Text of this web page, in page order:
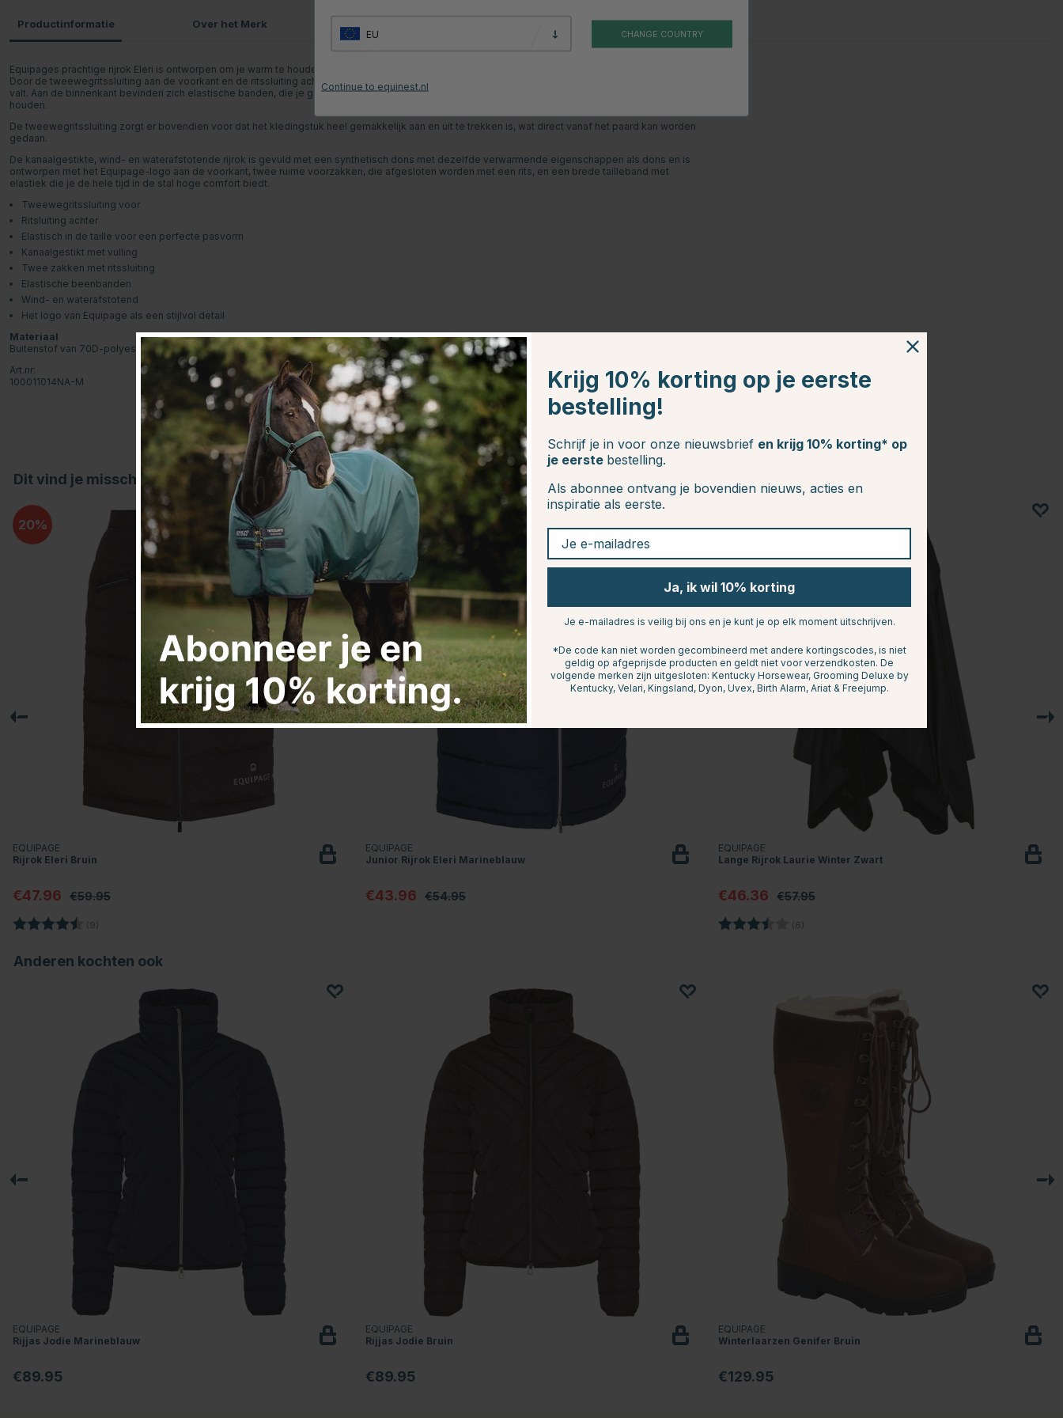
Productinformatie
Equipages prachtige rijrok Eleri is ontworpen om je warm te houden in het zadel, zonder de noodzaak van dikke overbroeken die in de weg zitten.
Door de tweewegritssluiting aan de voorkant en de ritssluiting achter te openen, kan je in het zadel zitten terwijl de marineblauwe rok over de benen
valt. Aan de binnenkant bevinden zich elastische banden, die je gemakkelijk rond je benen spant, om de rok tijdens de hele rit op zijn plaats te
houden.
De tweewegritssluiting zorgt er bovendien voor dat het kledingstuk heel gemakkelijk aan en uit te trekken is, wat direct vanaf het paard kan worden
gedaan.
De kanaalgestikte, wind- en waterafstotende rijrok is gevuld met een synthetisch dons met dezelfde verwarmende eigenschappen als dons en is
ontworpen met het Equipage-logo aan de voorkant, twee ruime voorzakken, die afgesloten worden met een rits, en een brede tailleband met
elastiek die je de hele tijd in de stal hoge comfort biedt.
Tweewegritssluiting voor
Ritsluiting achter
Elastisch in de taille voor een perfecte pasvorm
Kanaalgestikt met vulling
Twee zakken met ritssluiting
Elastische beenbanden
Wind- en waterafstotend
Het logo van Equipage als een stijlvol detail
Materiaal
Buitenstof van 70D-polyester, vulling van synthetisch dons
Art.nr:
100011014NA-M
Over het Merk
Dit vind je misschien ook leuk
20
EQUIPAGE
Rijrok Eleri Bruin
€47.96 €59.95
Beoordeling: (9)
20
EQUIPAGE
Junior Rijrok Eleri Marineblauw
€43.96 €54.95
20
EQUIPAGE
Lange Rijrok Laurie Winter Zwart
€46.36 €57.95
Beoordeling: (6)
Anderen kochten ook
EQUIPAGE
Rijjas Jodie Marineblauw
€89.95
EQUIPAGE
Rijjas Jodie Bruin
€89.95
EQUIPAGE
Winterlaarzen Genifer Bruin
€129.95
EU CHANGE COUNTRY
Continue to equinest.nl
Krijg 10% korting op je eerste
bestelling!
Schrijf je in voor onze nieuwsbrief en krijg 10% korting* op
je eerste bestelling.
Als abonnee ontvang je bovendien nieuws, acties en
inspiratie als eerste.
Je e-mailadres
Ja, ik wil 10% korting
Je e-mailadres is veilig bij ons en je kunt je op elk moment uitschrijven.
*De code kan niet worden gecombineerd met andere kortingscodes, is niet
geldig op afgeprijsde producten en geldt niet voor verzendkosten. De
volgende merken zijn uitgesloten: Kentucky Horsewear, Grooming Deluxe by
Kentucky, Velari, Kingsland, Dyon, Uvex, Birth Alarm, Ariat & Freejump.